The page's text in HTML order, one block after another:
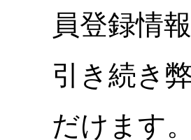
員登録情
引き続き
だけます。